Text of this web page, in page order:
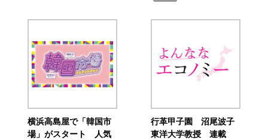
横浜高島屋で「韓国市
場」がスタート 人気
行革甲子園 沼尾波子
東洋大学教授 連載